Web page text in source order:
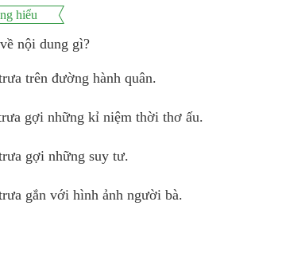
hiểu
nội dung gì?
trên đường hành quân.
gợi những kỉ niệm thời thơ ấu.
gợi những suy tư.
gắn với hình ảnh người bà.